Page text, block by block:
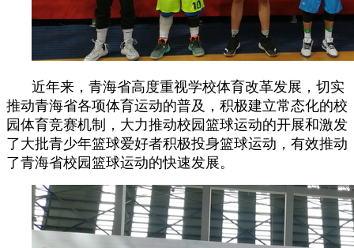
近年来，青海省高度重视学校体育改革发展，切实
推动青海省各项体育运动的普及，积极建立常态化的校
园体育竞赛机制，大力推动校园篮球运动的开展和激发
了大批青少年篮球爱好者积极投身篮球运动，有效推动
了青海省校园篮球运动的快速发展。